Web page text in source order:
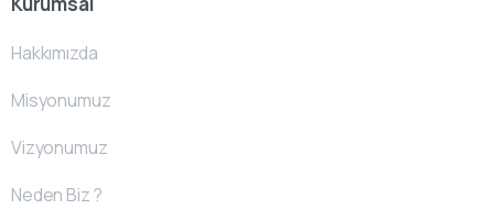
Hakkımızda
Misyonumuz
Vizyonumuz
Neden Biz ?